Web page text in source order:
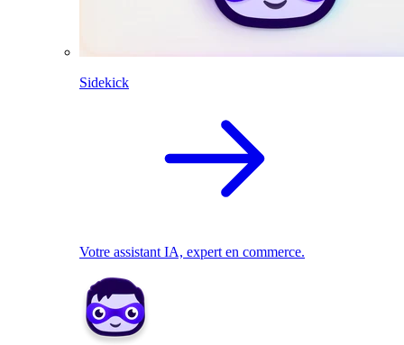
Sidekick
Votre assistant IA, expert en commerce.